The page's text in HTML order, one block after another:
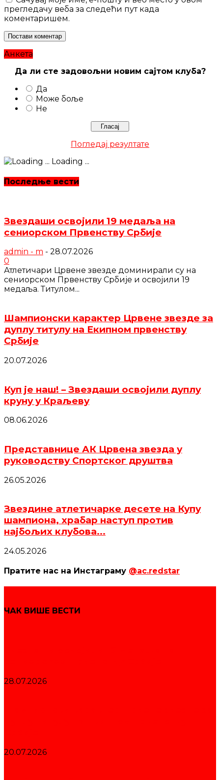
прегледачу веба за следећи пут када
коментаришем.
Анкета
Да ли сте задовољни новим сајтом клуба?
Да
Може боље
Не
Погледај резултате
Loading ...
Последње вести
Звездаши освојили 19 медаља на
сениорском Првенству Србије
admin - m - 28.07.2026
0
Атлетичари Црвене звезде доминирали су на
сениорском Првенству Србије и освојили 19
медаља. Титулом...
Шампионски карактер Црвене звезде за
дуплу титулу на Екипном првенству
Србије
20.07.2026
Куп је наш! – Звездаши освојили дуплу
круну у Краљеву
08.06.2026
Представнице АК Црвена звезда у
руководству Спортског друштва
26.05.2026
Звездине атлетичарке десете на Купу
шампиона, храбар наступ против
најбољих клубова...
24.05.2026
Пратите нас на Инстаграму @ac.redstar
ЧАК ВИШЕ ВЕСТИ
28.07.2026
20.07.2026